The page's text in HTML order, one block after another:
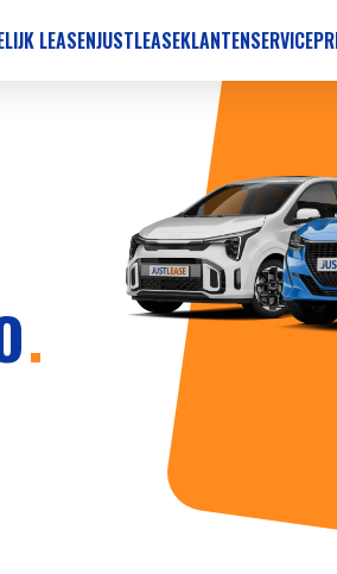
LEASENJUSTLEASEKLANTENSERVICE